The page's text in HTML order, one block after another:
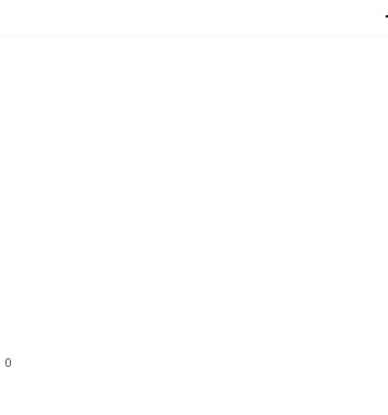
0